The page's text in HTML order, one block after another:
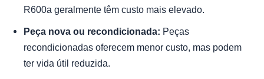
R600a geralmente têm custo mais elevado.
Peça nova ou recondicionada: Peças
recondicionadas oferecem menor custo, mas podem
ter vida útil reduzida.